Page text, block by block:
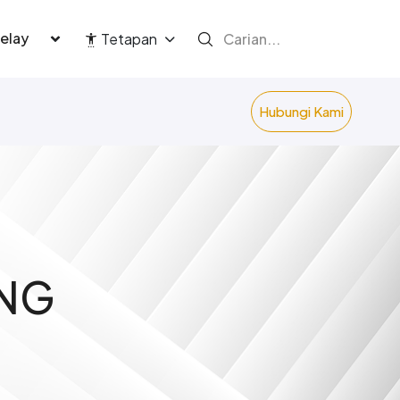
Tetapan
Hubungi Kami